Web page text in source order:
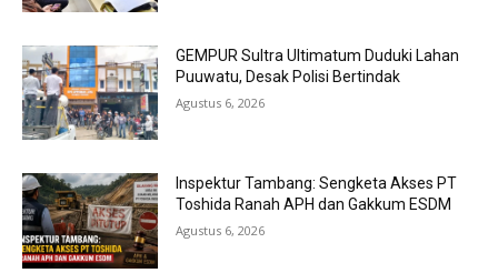
GEMPUR Sultra Ultimatum Duduki Lahan
Puuwatu, Desak Polisi Bertindak
Agustus 6, 2026
Inspektur Tambang: Sengketa Akses PT
Toshida Ranah APH dan Gakkum ESDM
Agustus 6, 2026